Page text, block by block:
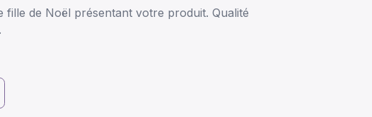
fille de Noël présentant votre produit. Qualité